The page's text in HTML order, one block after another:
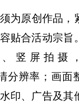
为原创作品，
贴合活动宗旨
、竖屏拍摄
分辨率；画面
印、广告及其